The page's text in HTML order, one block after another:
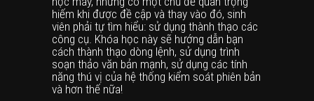
hiếm khi được đề cập và thay vào đó, sinh
viên phải tự tìm hiểu: sử dụng thành thạo các
công cụ. Khóa học này sẽ hướng dẫn bạn
cách thành thạo dòng lệnh, sử dụng trình
soạn thảo văn bản mạnh, sử dụng các tính
năng thú vị của hệ thống kiểm soát phiên bản
và hơn thế nữa!